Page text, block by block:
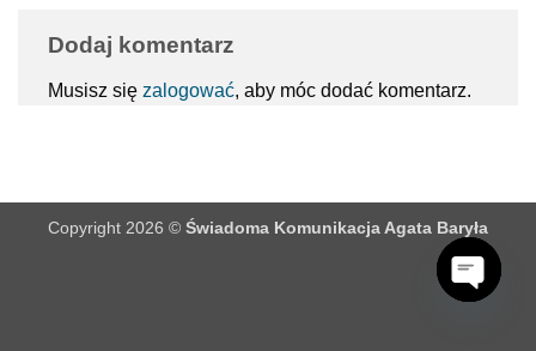
Dodaj komentarz
Musisz się zalogować, aby móc dodać komentarz.
Copyright 2026 © Świadoma Komunikacja Agata Baryła